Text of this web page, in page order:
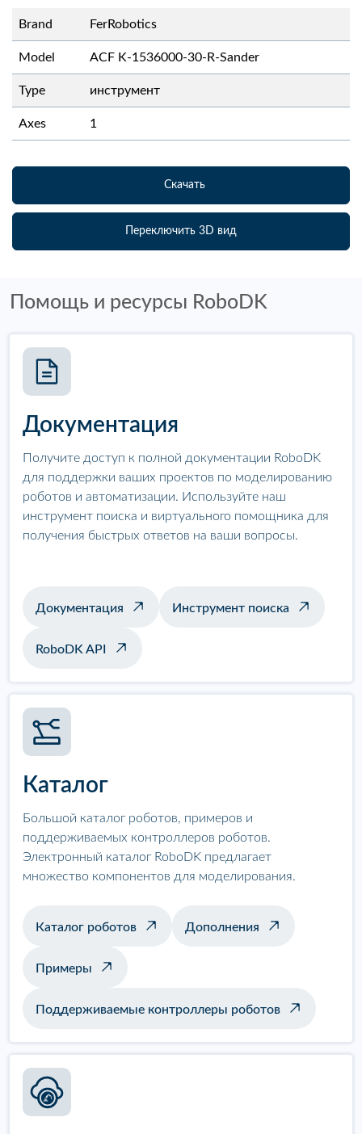
Brand FerRobotics
Model ACF K-1536000-30-R-Sander
Type инструмент
Axes 1
Скачать
Переключить 3D вид
Помощь и ресурсы RoboDK
Документация
Получите доступ к полной документации RoboDK
для поддержки ваших проектов по моделированию
роботов и автоматизации. Используйте наш
инструмент поиска и виртуального помощника для
получения быстрых ответов на ваши вопросы.
Документация Инструмент поиска
RoboDK API
Каталог
Большой каталог роботов, примеров и
поддерживаемых контроллеров роботов.
Электронный каталог RoboDK предлагает
множество компонентов для моделирования.
Каталог роботов Дополнения
Примеры
Поддерживаемые контроллеры роботов